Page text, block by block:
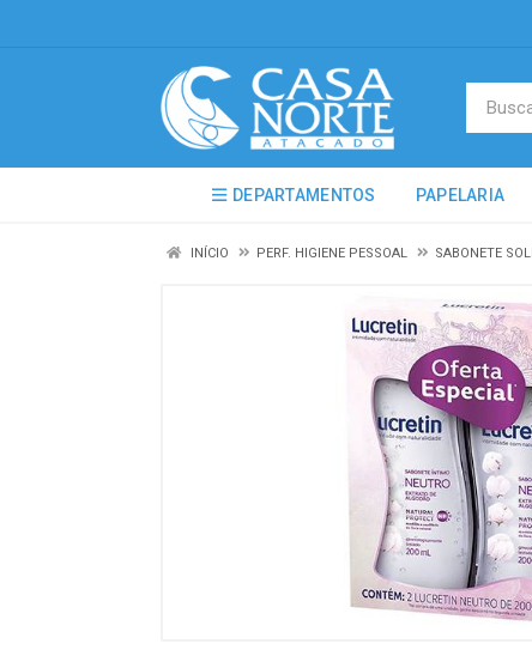
DEPARTAMENTOS PAPELARIA
INÍCIO PERF. HIGIENE PESSOAL SABONETE